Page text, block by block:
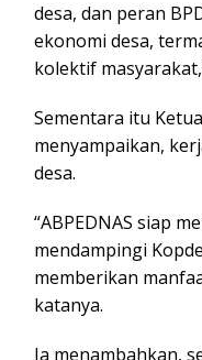
desa, dan peran
ekonomi desa,
kolektif
Sementara itu
menyampaikan,
desa.
“ABPEDNAS siap
mendampingi
memberikan
katanya.
Ia menambahkan,